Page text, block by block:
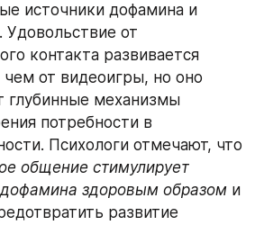
источники дофамина и
Удовольствие от
контакта развивается
от видеоигры, но оно
глубинные механизмы
потребности в
общение стимулирует
здоровым образом и
развитие